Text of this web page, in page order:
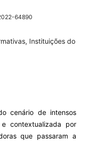
64890
Instituições do
cenário de intensos
e contextualizada por
que passaram a